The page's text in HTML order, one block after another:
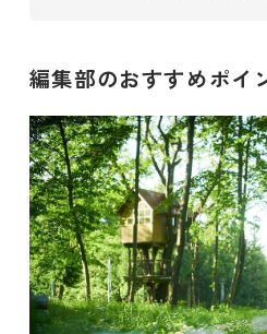
編集部のおすすめポイ